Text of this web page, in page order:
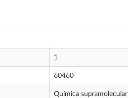
1
60460
Química supramolecular